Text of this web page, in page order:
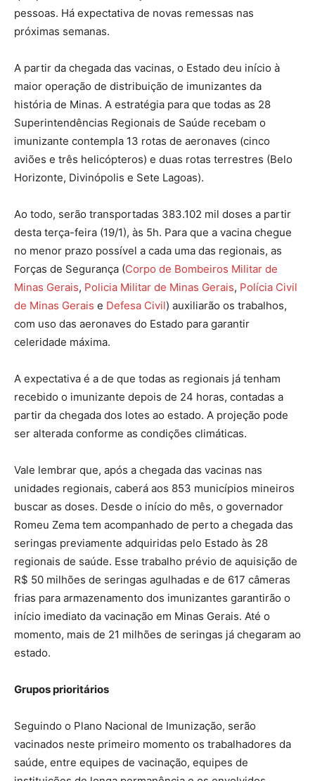
pessoas. Há expectativa de novas remessas nas
próximas semanas.
A partir da chegada das vacinas, o Estado deu início à
maior operação de distribuição de imunizantes da
história de Minas. A estratégia para que todas as 28
Superintendências Regionais de Saúde recebam o
imunizante contempla 13 rotas de aeronaves (cinco
aviões e três helicópteros) e duas rotas terrestres (Belo
Horizonte, Divinópolis e Sete Lagoas).
Ao todo, serão transportadas 383.102 mil doses a partir
desta terça-feira (19/1), às 5h. Para que a vacina chegue
no menor prazo possível a cada uma das regionais, as
Forças de Segurança (Corpo de Bombeiros Militar de
Minas Gerais, Policia Militar de Minas Gerais, Polícia Civil
de Minas Gerais e Defesa Civil) auxiliarão os trabalhos,
com uso das aeronaves do Estado para garantir
celeridade máxima.
A expectativa é a de que todas as regionais já tenham
recebido o imunizante depois de 24 horas, contadas a
partir da chegada dos lotes ao estado. A projeção pode
ser alterada conforme as condições climáticas.
Vale lembrar que, após a chegada das vacinas nas
unidades regionais, caberá aos 853 municípios mineiros
buscar as doses. Desde o início do mês, o governador
Romeu Zema tem acompanhado de perto a chegada das
seringas previamente adquiridas pelo Estado às 28
regionais de saúde. Esse trabalho prévio de aquisição de
R$ 50 milhões de seringas agulhadas e de 617 câmeras
frias para armazenamento dos imunizantes garantirão o
início imediato da vacinação em Minas Gerais. Até o
momento, mais de 21 milhões de seringas já chegaram ao
estado.
Grupos prioritários
Seguindo o Plano Nacional de Imunização, serão
vacinados neste primeiro momento os trabalhadores da
saúde, entre equipes de vacinação, equipes de